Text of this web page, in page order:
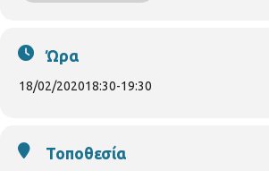
προτεραιότητας, ενώ θα υπάρξει λίστα
περίπτωση υπεράριθμων εγγραφών.
οι συμμετέχοντες να ενημερώνουν σε
Περιφερειακή Βιβλιοθήκη Χαριλάου
Δικτύου Βιβλιοθηκών του Δήμου
Ώρα
18/02/202018:30-19:30
Τοποθεσία